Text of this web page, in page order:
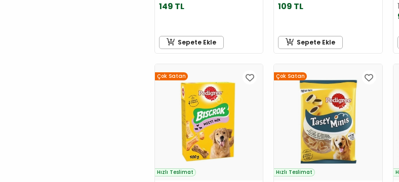
149 TL
Sepete Ekle
109 TL
Sepete Ekle
Çok Satan
Hızlı Teslimat
Çok Satan
Hızlı Teslimat